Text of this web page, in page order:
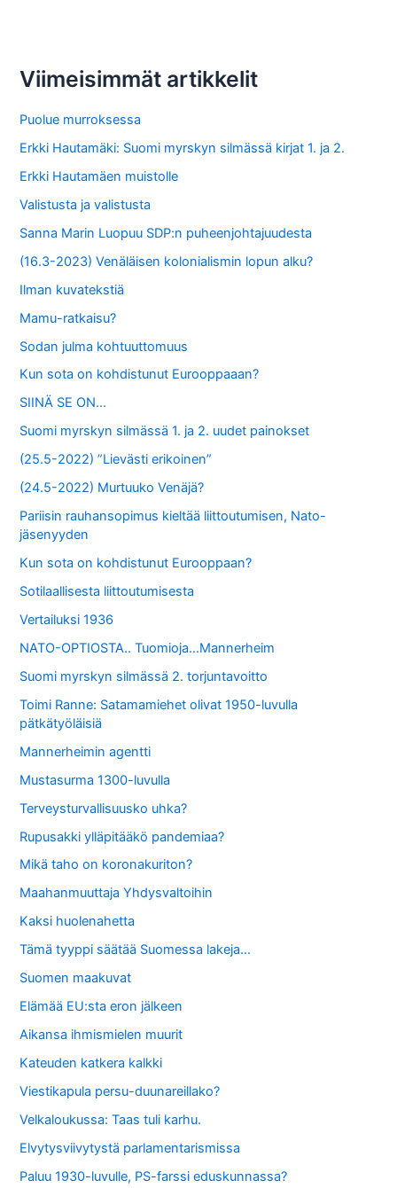
h
:
Viimeisimmät artikkelit
Puolue murroksessa
Erkki Hautamäki: Suomi myrskyn silmässä kirjat 1. ja 2.
Erkki Hautamäen muistolle
Valistusta ja valistusta
Sanna Marin Luopuu SDP:n puheenjohtajuudesta
(16.3-2023) Venäläisen kolonialismin lopun alku?
Ilman kuvatekstiä
Mamu-ratkaisu?
Sodan julma kohtuuttomuus
Kun sota on kohdistunut Eurooppaaan?
SIINÄ SE ON…
Suomi myrskyn silmässä 1. ja 2. uudet painokset
(25.5-2022) ”Lievästi erikoinen”
(24.5-2022) Murtuuko Venäjä?
Pariisin rauhansopimus kieltää liittoutumisen, Nato-
jäsenyyden
Kun sota on kohdistunut Eurooppaan?
Sotilaallisesta liittoutumisesta
Vertailuksi 1936
NATO-OPTIOSTA.. Tuomioja…Mannerheim
Suomi myrskyn silmässä 2. torjuntavoitto
Toimi Ranne: Satamamiehet olivat 1950-luvulla
pätkätyöläisiä
Mannerheimin agentti
Mustasurma 1300-luvulla
Terveysturvallisuusko uhka?
Rupusakki ylläpitääkö pandemiaa?
Mikä taho on koronakuriton?
Maahanmuuttaja Yhdysvaltoihin
Kaksi huolenahetta
Tämä tyyppi säätää Suomessa lakeja…
Suomen maakuvat
Elämää EU:sta eron jälkeen
Aikansa ihmismielen muurit
Kateuden katkera kalkki
Viestikapula persu-duunareillako?
Velkaloukussa: Taas tuli karhu.
Elvytysviivytystä parlamentarismissa
Paluu 1930-luvulle, PS-farssi eduskunnassa?